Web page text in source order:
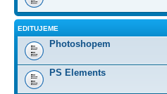
EDITUJEME
Photoshopem
PS Elements